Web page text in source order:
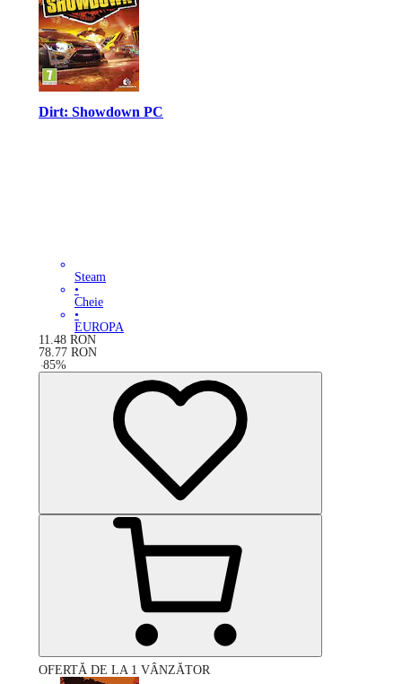
Dirt: Showdown PC
Steam
•
Cheie
•
EUROPA
11.48 RON
78.77 RON
-85%
OFERTĂ DE LA 1 VÂNZĂTOR